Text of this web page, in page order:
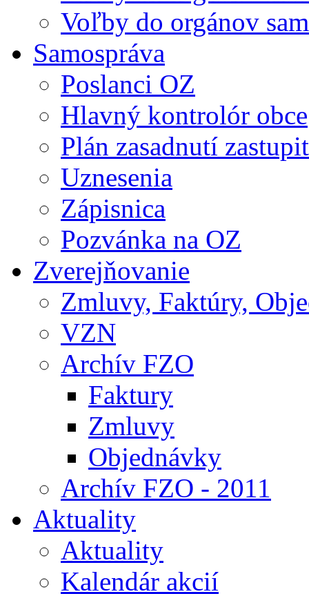
Voľby do orgánov
Samospráva
Poslanci OZ
Hlavný kontrolór obce
Plán zasadnutí
Uznesenia
Zápisnica
Pozvánka na OZ
Zverejňovanie
Zmluvy, Faktúry,
VZN
Archív FZO
Faktury
Zmluvy
Objednávky
Archív FZO - 2011
Aktuality
Aktuality
Kalendár akcií